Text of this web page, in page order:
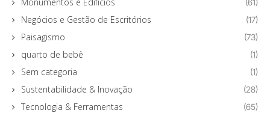
Negócios e Gestão de Escritórios (17)
Paisagismo (73)
quarto de bebê (1)
Sem categoria (1)
Sustentabilidade & Inovação (28)
Tecnologia & Ferramentas (65)